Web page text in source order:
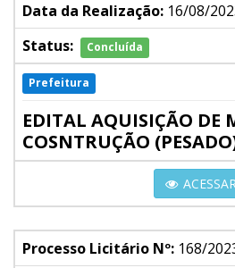
Data da Realização: 16/08/
Status:
Concluída
Prefeitura
EDITAL AQUISIÇÃO DE
COSNTRUÇÃO
Processo Licitário Nº: 168/